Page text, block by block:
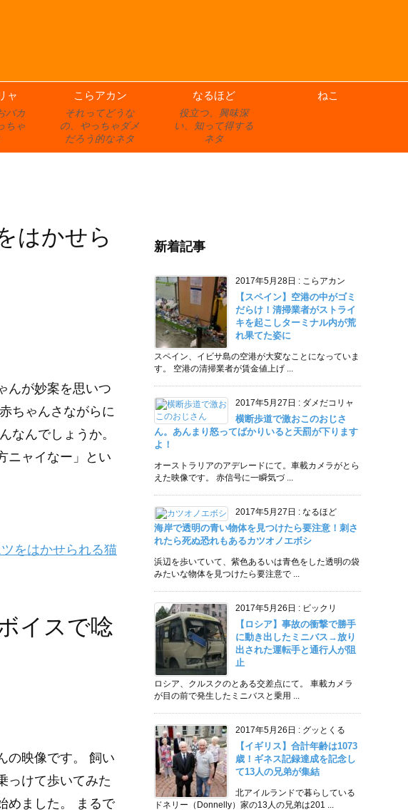
ャ
バカ
ちゃ
こらアカン
それってどうな
の、やっちゃダメ
だろう的なネタ
なるほど
役立つ、興味深
い、知って得する
ネタ
ねこ
はかせら
んが妙案を思いつ
ちゃんさながらに
なんでしょうか。
ニャイなー」とい
をはかせられる猫
イスで唸
の映像です。 飼い
っけて歩いてみた
めました。 まるで
新着記事
2017年5月28日 : こらアカン
【スペイン】空港の中がゴミ
だらけ！清掃業者がストライ
キを起こしターミナル内が荒
れ果てた姿に
スペイン、イビサ島の空港が大変なことになっていま
す。 空港の清掃業者が賃金値上げ ...
2017年5月27日 : ダメだコリャ
横断歩道で激おこのおじさ
ん。あんまり怒ってばかりいると天罰が下ります
よ！
オーストラリアのアデレードにて。車載カメラがとら
えた映像です。 赤信号に一瞬気づ ...
2017年5月27日 : なるほど
海岸で透明の青い物体を見つけたら要注意！刺さ
れたら死ぬ恐れもあるカツオノエボシ
浜辺を歩いていて、紫色あるいは青色をした透明の袋
みたいな物体を見つけたら要注意で ...
2017年5月26日 : ビックリ
【ロシア】事故の衝撃で勝手
に動き出したミニバス→放り
出された運転手と通行人が阻
止
ロシア、クルスクのとある交差点にて。 車載カメラ
が目の前で発生したミニバスと乗用 ...
2017年5月26日 : グッとくる
【イギリス】合計年齢は1073
歳！ギネス記録達成を記念し
て13人の兄弟が集結
北アイルランドで暮らしている
ドネリー（Donnelly）家の13人の兄弟は201 ...